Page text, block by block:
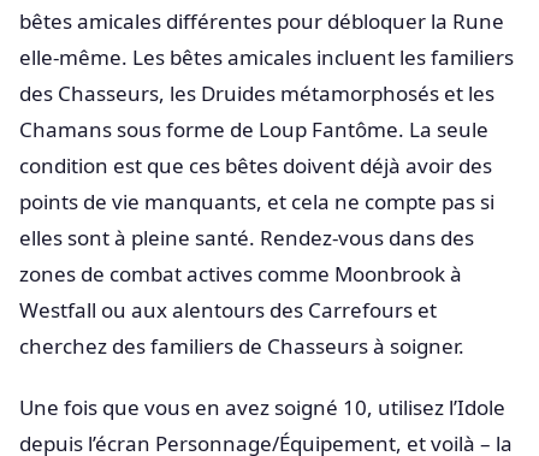
bêtes amicales différentes pour débloquer la Rune
elle-même. Les bêtes amicales incluent les familiers
des Chasseurs, les Druides métamorphosés et les
Chamans sous forme de Loup Fantôme. La seule
condition est que ces bêtes doivent déjà avoir des
points de vie manquants, et cela ne compte pas si
elles sont à pleine santé. Rendez-vous dans des
zones de combat actives comme Moonbrook à
Westfall ou aux alentours des Carrefours et
cherchez des familiers de Chasseurs à soigner.
Une fois que vous en avez soigné 10, utilisez l’Idole
depuis l’écran Personnage/Équipement, et voilà – la